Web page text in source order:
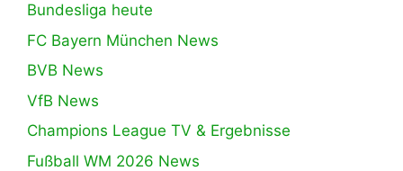
Bundesliga heute
FC Bayern München News
BVB News
VfB News
Champions League TV & Ergebnisse
Fußball WM 2026 News